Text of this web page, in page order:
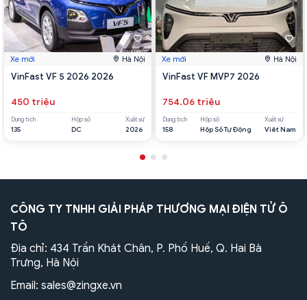
Xe mới Hà Nội
VinFast VF 5 2026 2026
450 triệu
Dung tích
135
Hộp số
DC
Xuất xứ
2026
Xe mới Hà Nội
VinFast VF MVP7 2026
754.06 triệu
Dung tích
158
Hộp số
Hộp Số Tự Động
Xuất xứ
Viêt Nam
CÔNG TY TNHH GIẢI PHÁP THƯƠNG MẠI ĐIỆN TỬ Ô
TÔ
Địa chỉ: 434 Trần Khát Chân, P. Phố Huế, Q. Hai Bà
Trưng, Hà Nội
Email: sales@zingxe.vn